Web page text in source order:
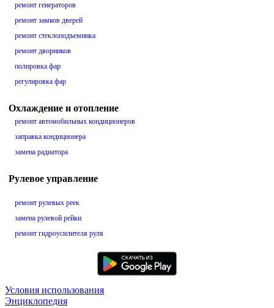
ремонт генераторов
ремонт замков дверей
ремонт стеклоподъемника
ремонт дворников
полировка фар
регулировка фар
Охлаждение и отопление
ремонт автомобильных кондиционеров
заправка кондиционера
замена радиатора
Рулевое управление
ремонт рулевых реек
замена рулевой рейки
ремонт гидроусилителя руля
Условия использования
Энциклопедия